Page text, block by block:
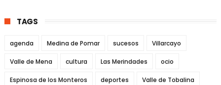
TAGS
agenda Medina de Pomar sucesos Villarcayo
Valle de Mena cultura Las Merindades ocio
Espinosa de los Monteros deportes Valle de Tobalina